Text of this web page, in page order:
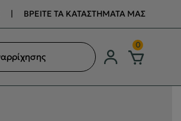
| ΒΡΕΙΤΕ ΤΑ ΚΑΤΑΣΤΗΜΑΤΑ ΜΑΣ
0